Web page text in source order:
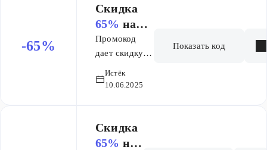
-65%
Скидка
65% на
заказ
Промокод
дает скидку
Генетического
с другими
скидками
Истёк
10.06.2025
Показать код
Скидка
65% на